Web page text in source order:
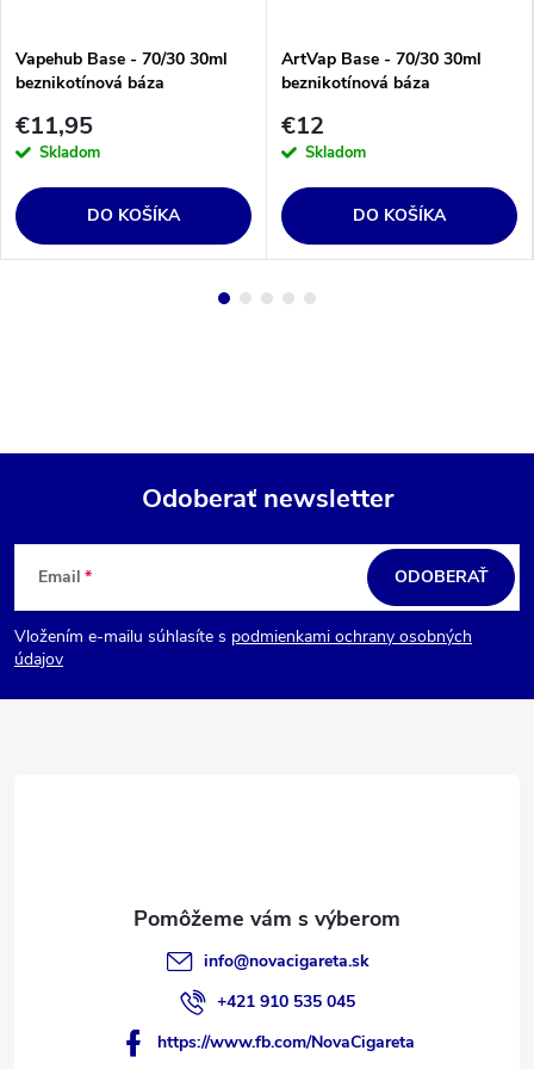
Vapehub Base - 70/30 30ml
beznikotínová báza
€11,95
Skladom
DO KOŠÍKA
ArtVap Base - 70/30 30ml
beznikotínová báza
€12
Skladom
DO KOŠÍKA
Z
p
t
Odoberať newsletter
Email
Vložením e-mailu súhlasíte s podmienkami ochrany osobných
údajov
ODOBERAŤ
info@novacigareta.sk
+421 910 535 045
https://www.fb.com/NovaCigareta